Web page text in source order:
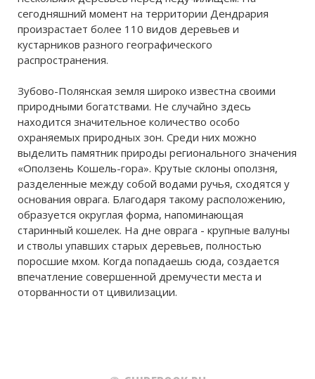
сегодняшний момент на территории Дендрария
произрастает более 110 видов деревьев и
кустарников разного географического
распространения.
Зубово-Полянская земля широко известна своими
природными богатствами. Не случайно здесь
находится значительное количество особо
охраняемых природных зон. Среди них можно
выделить памятник природы регионального значения
«Оползень Кошель-гора». Крутые склоны оползня,
разделенные между собой водами ручья, сходятся у
основания оврага. Благодаря такому расположению,
образуется округлая форма, напоминающая
старинный кошелек. На дне оврага - крупные валуны
и стволы упавших старых деревьев, полностью
поросшие мхом. Когда попадаешь сюда, создается
впечатление совершенной дремучести места и
оторванности от цивилизации.